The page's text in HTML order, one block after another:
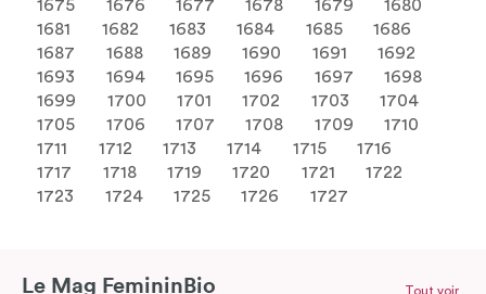
1675
1676 1677 1678 1679
1680
1681
1682 1683 1684 1685
1686
1687
1688 1689 1690 1691
1692
1693
1694 1695 1696 1697
1698
1699
1700 1701 1702 1703
1704
1705
1706 1707 1708 1709
1710
1711
1712 1713 1714 1715
1716
1717
1718 1719 1720 1721
1722
1723
1724 1725 1726 1727
Le Mag FemininBio Tout voir